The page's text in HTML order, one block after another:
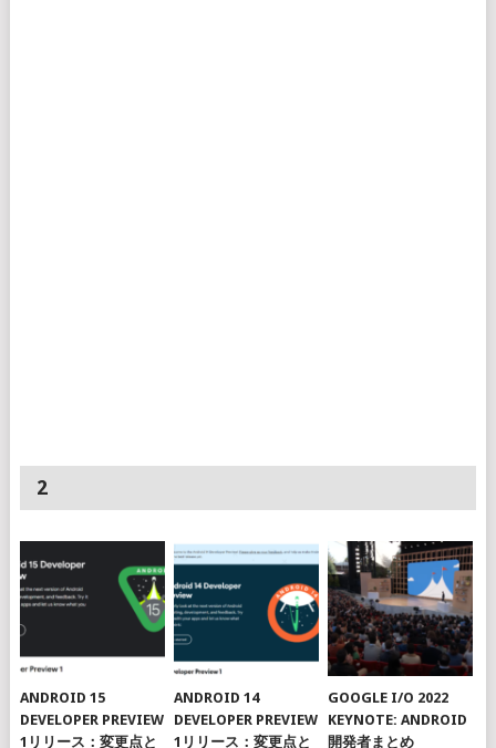
2
ANDROID 15
DEVELOPER PREVIEW
1リリース：変更点と
ANDROID 14
DEVELOPER PREVIEW
1リリース：変更点と
GOOGLE I/O 2022
KEYNOTE: ANDROID
開発者まとめ